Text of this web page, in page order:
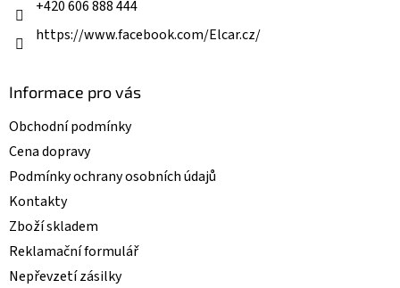
v
+420 606 888 444
https://www.facebook.com/Elcar.cz/
Informace pro vás
Obchodní podmínky
Cena dopravy
Podmínky ochrany osobních údajů
Kontakty
Zboží skladem
Reklamační formulář
Nepřevzetí zásilky